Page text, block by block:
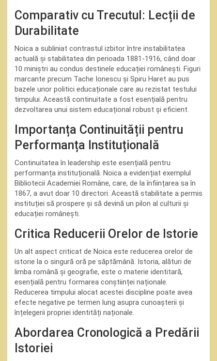
Comparativ cu Trecutul: Lecții de
Durabilitate
Noica a subliniat contrastul izbitor între instabilitatea
actuală și stabilitatea din perioada 1881-1916, când doar
10 miniștri au condus destinele educației românești. Figuri
marcante precum Tache Ionescu și Spiru Haret au pus
bazele unor politici educaționale care au rezistat testului
timpului. Această continuitate a fost esențială pentru
dezvoltarea unui sistem educațional robust și eficient.
Importanța Continuității pentru
Performanța Instituțională
Continuitatea în leadership este esențială pentru
performanța instituțională. Noica a evidențiat exemplul
Bibliotecii Academiei Române, care, de la înființarea sa în
1867, a avut doar 10 directori. Această stabilitate a permis
instituției să prospere și să devină un pilon al culturii și
educației românești.
Critica Reducerii Orelor de Istorie
Un alt aspect criticat de Noica este reducerea orelor de
istorie la o singură oră pe săptămână. Istoria, alături de
limba română și geografie, este o materie identitară,
esențială pentru formarea conștiinței naționale.
Reducerea timpului alocat acestei discipline poate avea
efecte negative pe termen lung asupra cunoașterii și
înțelegerii propriei identități naționale.
Abordarea Cronologică a Predării
Istoriei